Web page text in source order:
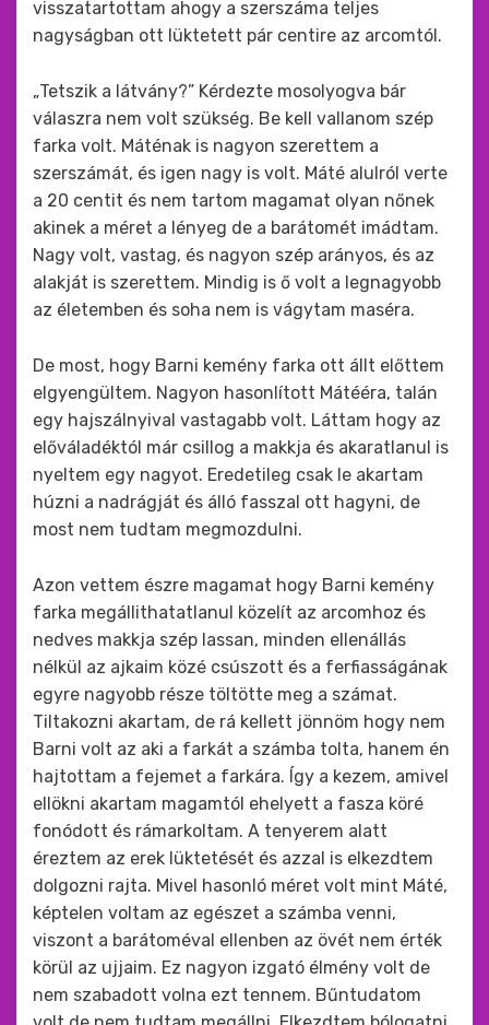
visszatartottam ahogy a szerszáma teljes
nagyságban ott lüktetett pár centire az arcomtól.
„Tetszik a látvány?” Kérdezte mosolyogva bár
válaszra nem volt szükség. Be kell vallanom szép
farka volt. Máténak is nagyon szerettem a
szerszámát, és igen nagy is volt. Máté alulról verte
a 20 centit és nem tartom magamat olyan nőnek
akinek a méret a lényeg de a barátomét imádtam.
Nagy volt, vastag, és nagyon szép arányos, és az
alakját is szerettem. Mindig is ő volt a legnagyobb
az életemben és soha nem is vágytam maséra.
De most, hogy Barni kemény farka ott állt előttem
elgyengültem. Nagyon hasonlított Mátééra, talán
egy hajszálnyival vastagabb volt. Láttam hogy az
előváladéktól már csillog a makkja és akaratlanul is
nyeltem egy nagyot. Eredetileg csak le akartam
húzni a nadrágját és álló fasszal ott hagyni, de
most nem tudtam megmozdulni.
Azon vettem észre magamat hogy Barni kemény
farka megállithatatlanul közelít az arcomhoz és
nedves makkja szép lassan, minden ellenállás
nélkül az ajkaim közé csúszott és a ferfiasságának
egyre nagyobb része töltötte meg a számat.
Tiltakozni akartam, de rá kellett jönnöm hogy nem
Barni volt az aki a farkát a számba tolta, hanem én
hajtottam a fejemet a farkára. Így a kezem, amivel
ellökni akartam magamtól ehelyett a fasza köré
fonódott és rámarkoltam. A tenyerem alatt
éreztem az erek lüktetését és azzal is elkezdtem
dolgozni rajta. Mivel hasonló méret volt mint Máté,
képtelen voltam az egészet a számba venni,
viszont a barátoméval ellenben az övét nem érték
körül az ujjaim. Ez nagyon izgató élmény volt de
nem szabadott volna ezt tennem. Bűntudatom